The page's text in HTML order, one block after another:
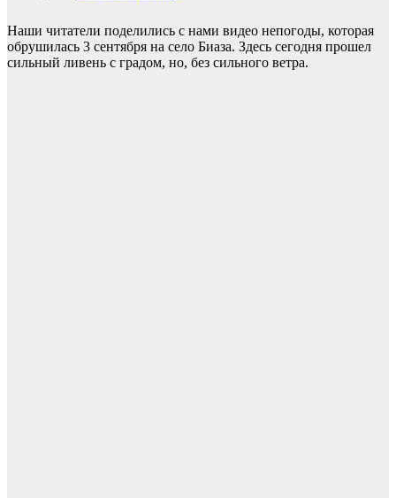
Наши читатели поделились с нами видео непогоды, которая
обрушилась 3 сентября на село Биаза. Здесь сегодня прошел
сильный ливень с градом, но, без сильного ветра.